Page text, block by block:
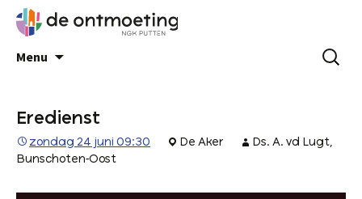
Menu
Eredienst
zondag 24 juni 09:30 De Aker
Ds. A. vd Lugt,
Bunschoten-Oost